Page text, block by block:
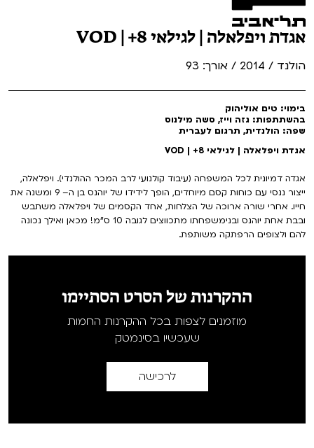
אגדת ויפלאלה | לגילאי 8+ | VOD
הולנד / 2014 / אורך: 93
בימוי: טים אוליהוק
בהשתתפות: גזה וייז, סשה מילנוס
שפה: הולנדית, תרגום לעברית
אגדת ויפלאלה | לגילאי 8+ | VOD
אגדה דמיונית לכל המשפחה (עיבוד קולנועי לרב המכר ההולנדי). ויפלאלה,
ייצור ננסי עם כוחות קסם מיוחדים, הופך לידידו של יוהנס בן ה– 9 ומשנה את
חייו. אחרי שורה ארוכה של הצלחות, אחד הקסמים של ויפלאלה משתבש
ובבת אחת יוהנס ובנימשפחתו מתכווצים לגובה 10 ס"מ! מכאן ואילך נכונה
להם ולצופים הרפתקה משותפת.
ההקרנות של הסרט הסתיימו
מוזמנים לצפות בכל ההקרנות החמות
שעכשיו בסינמטק
לרכישה